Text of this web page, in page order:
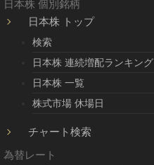
日本株 個別銘柄
日本株 トップ
検索
日本株 連続増配ランキング
日本株 一覧
株式市場 休場日
チャート検索
為替レート